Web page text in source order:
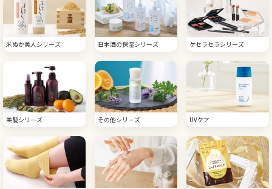
米ぬか美人シリーズ 日本酒の保湿シリーズ ケセラセラシリーズ
美髪シリーズ その他シリーズ UVケア